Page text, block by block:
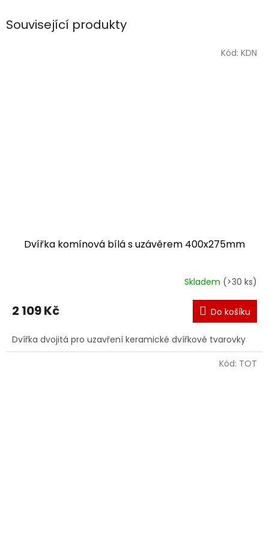
Související produkty
Dvířka komínová bílá s uzávěrem 400x275mm
produktu
je
z
5
Skladem (>30 ks)
2 109 Kč Do košíku
Dvířka dvojitá pro uzavření keramické dvířkové tvarovky
Kód: KDN
Kód: TOT